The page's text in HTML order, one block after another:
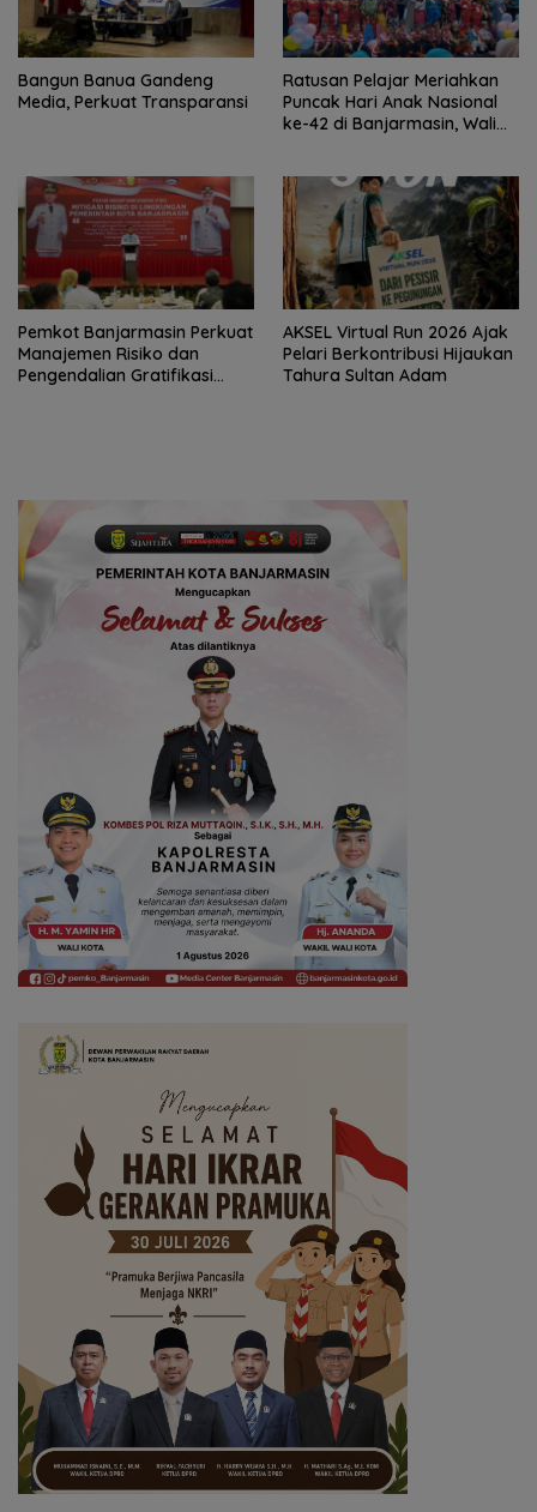
Bangun Banua Gandeng
Media, Perkuat Transparansi
Ratusan Pelajar Meriahkan
Puncak Hari Anak Nasional
ke-42 di Banjarmasin, Wali
Pemkot Banjarmasin Perkuat
Manajemen Risiko dan
Pengendalian Gratifikasi
AKSEL Virtual Run 2026 Ajak
Pelari Berkontribusi Hijaukan
Tahura Sultan Adam